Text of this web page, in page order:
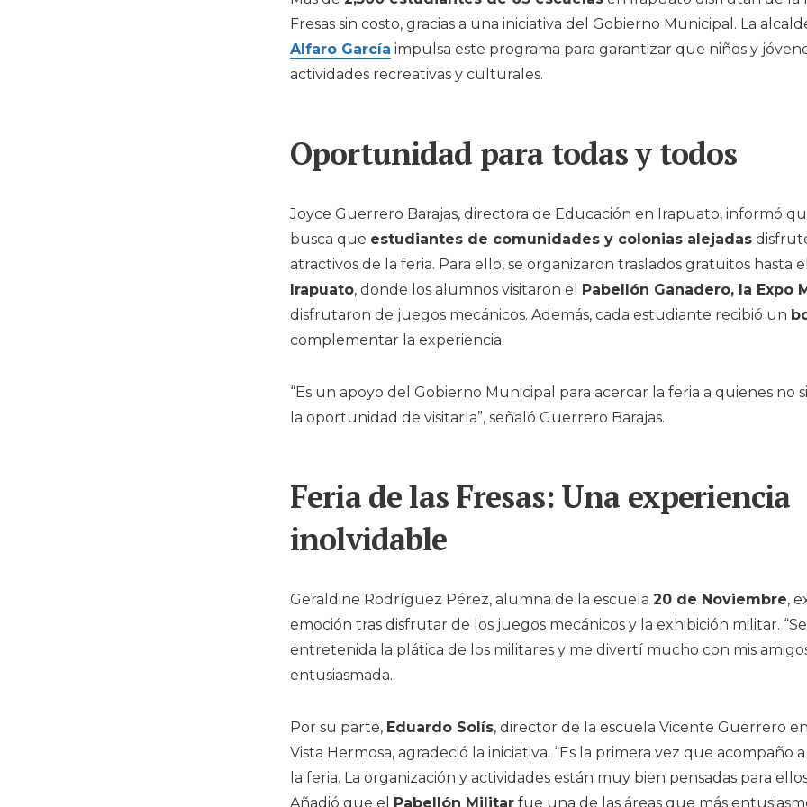
Fresas sin costo, gracias a una iniciativa del Gobierno Municipal. La
Alfaro García impulsa este programa para garantizar que niños y
actividades recreativas y culturales.
Oportunidad para todas y todos
Joyce Guerrero Barajas, directora de Educación en Irapuato, informó
busca que estudiantes de comunidades y colonias alejadas
atractivos de la feria. Para ello, se organizaron traslados gratuitos hasta
Irapuato, donde los alumnos visitaron el
Pabellón Ganadero, la Expo
disfrutaron de juegos mecánicos. Además, cada estudiante recibió un
complementar la experiencia.
“Es un apoyo del Gobierno Municipal para acercar la feria a quienes no
la oportunidad de visitarla”, señaló Guerrero Barajas.
Feria de las Fresas: Una experiencia
inolvidable
Geraldine Rodríguez Pérez, alumna de la escuela 20 de Noviembre,
emoción tras disfrutar de los juegos mecánicos y la exhibición militar.
entretenida la plática de los militares y me divertí mucho con mis
entusiasmada.
Por su parte, Eduardo Solís, director de la escuela Vicente Guerrero
Vista Hermosa, agradeció la iniciativa. “Es la primera vez que acompaño
la feria. La organización y actividades están muy bien pensadas para
Añadió que el
Pabellón Militar fue una de las áreas que más